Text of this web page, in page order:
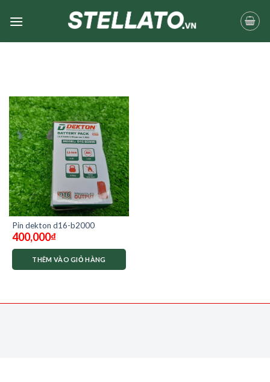
Pin dekton d16-b2000
400,000₫
THÊM VÀO GIỎ HÀNG